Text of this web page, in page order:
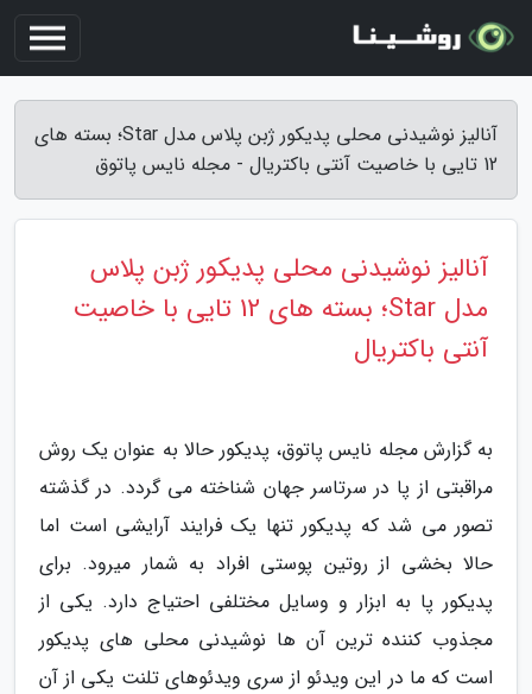
آنالیز نوشیدنی محلی پدیکور ژبن پلاس مدل Star؛ بسته های
12 تایی با خاصیت آنتی باکتریال - مجله نایس پاتوق
آنالیز نوشیدنی محلی پدیکور ژبن پلاس
مدل Star؛ بسته های 12 تایی با خاصیت
آنتی باکتریال
به گزارش مجله نایس پاتوق، پدیکور حالا به عنوان یک روش
مراقبتی از پا در سرتاسر جهان شناخته می گردد. در گذشته
تصور می شد که پدیکور تنها یک فرایند آرایشی است اما
حالا بخشی از روتین پوستی افراد به شمار میرود. برای
پدیکور پا به ابزار و وسایل مختلفی احتیاج دارد. یکی از
مجذوب کننده ترین آن ها نوشیدنی محلی های پدیکور
است که ما در این ویدئو از سری ویدئوهای تلنت یکی از آن